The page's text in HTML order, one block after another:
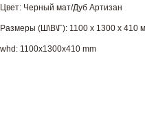
Цвет: Черный мат/Дуб Артизан
Размеры (Ш\В\Г): 1100 х 1300 х 410
whd: 1100x1300x410 mm